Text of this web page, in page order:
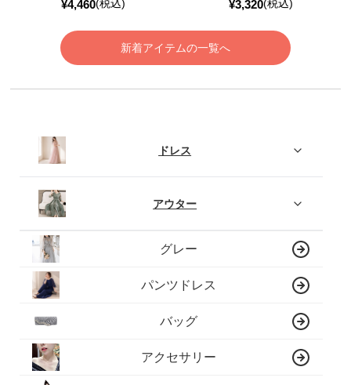
¥4,460(税込) ¥3,320(税込)
新着アイテムの一覧へ
ドレス
アウター
グレー
パンツドレス
バッグ
アクセサリー